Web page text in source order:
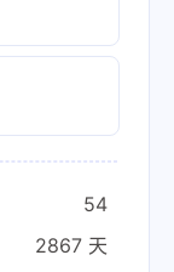
54
2867 天